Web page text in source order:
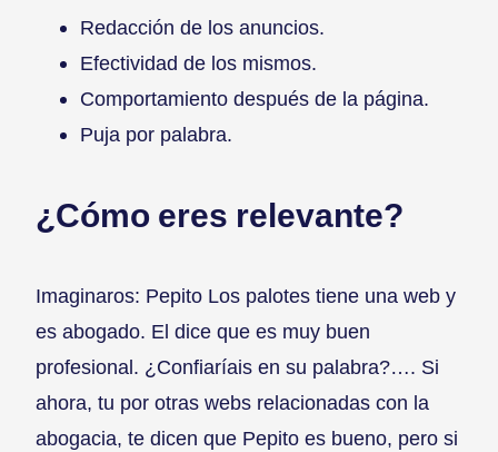
Redacción de los anuncios.
Efectividad de los mismos.
Comportamiento después de la página.
Puja por palabra.
¿Cómo eres relevante?
Imaginaros: Pepito Los palotes tiene una web y
es abogado. El dice que es muy buen
profesional. ¿Confiaríais en su palabra?…. Si
ahora, tu por otras webs relacionadas con la
abogacia, te dicen que Pepito es bueno, pero si